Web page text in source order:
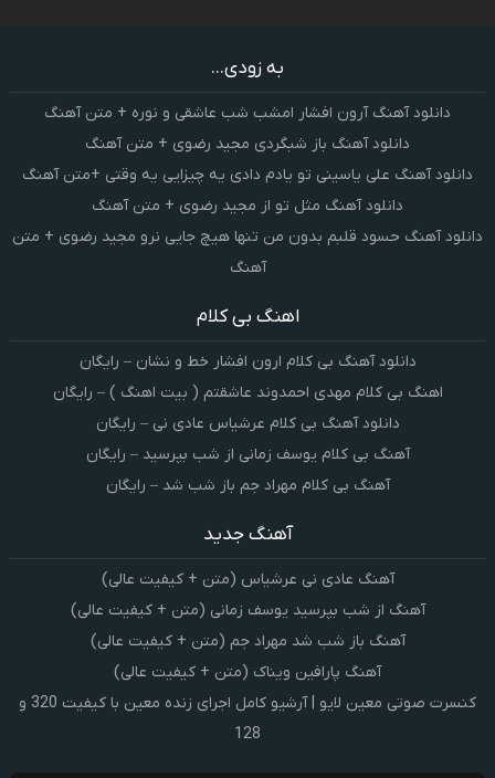
به زودی...
دانلود آهنگ آرون افشار امشب شب عاشقی و نوره + متن آهنگ
دانلود آهنگ باز شبگردی مجید رضوی + متن آهنگ
دانلود آهنگ علی یاسینی تو یادم دادی یه چیزایی یه وقتی +متن آهنگ
دانلود آهنگ مثل تو از مجید رضوی + متن آهنگ
دانلود آهنگ حسود قلبم بدون من تنها هیچ جایی نرو مجید رضوی + متن
آهنگ
اهنگ بی کلام
دانلود آهنگ بی کلام ارون افشار خط و نشان – رایگان
اهنگ بی کلام مهدی احمدوند عاشقتم ( بیت اهنگ ) – رایگان
دانلود آهنگ بی کلام عرشیاس عادی نی – رایگان
آهنگ بی کلام یوسف زمانی از شب بپرسید – رایگان
آهنگ بی کلام مهراد جم باز شب شد – رایگان
آهنگ جدید
آهنگ عادی نی عرشیاس (متن + کیفیت عالی)
آهنگ از شب بپرسید یوسف زمانی (متن + کیفیت عالی)
آهنگ باز شب شد مهراد جم (متن + کیفیت عالی)
آهنگ پارافین ویناک (متن + کیفیت عالی)
کنسرت صوتی معین لایو | آرشیو کامل اجرای زنده معین با کیفیت 320 و
128